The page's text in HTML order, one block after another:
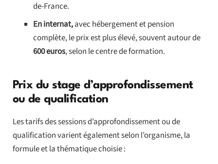
de-France.
En internat,avec hébergement et pension
complète, le prix est plus élevé, souvent autour de
600 euros, selon le centre de formation.
Prix du stage d’approfondissement
ou de qualification
Les tarifs des sessions d’approfondissement ou de
qualification varient également selon l’organisme, la
formule et la thématique choisie :